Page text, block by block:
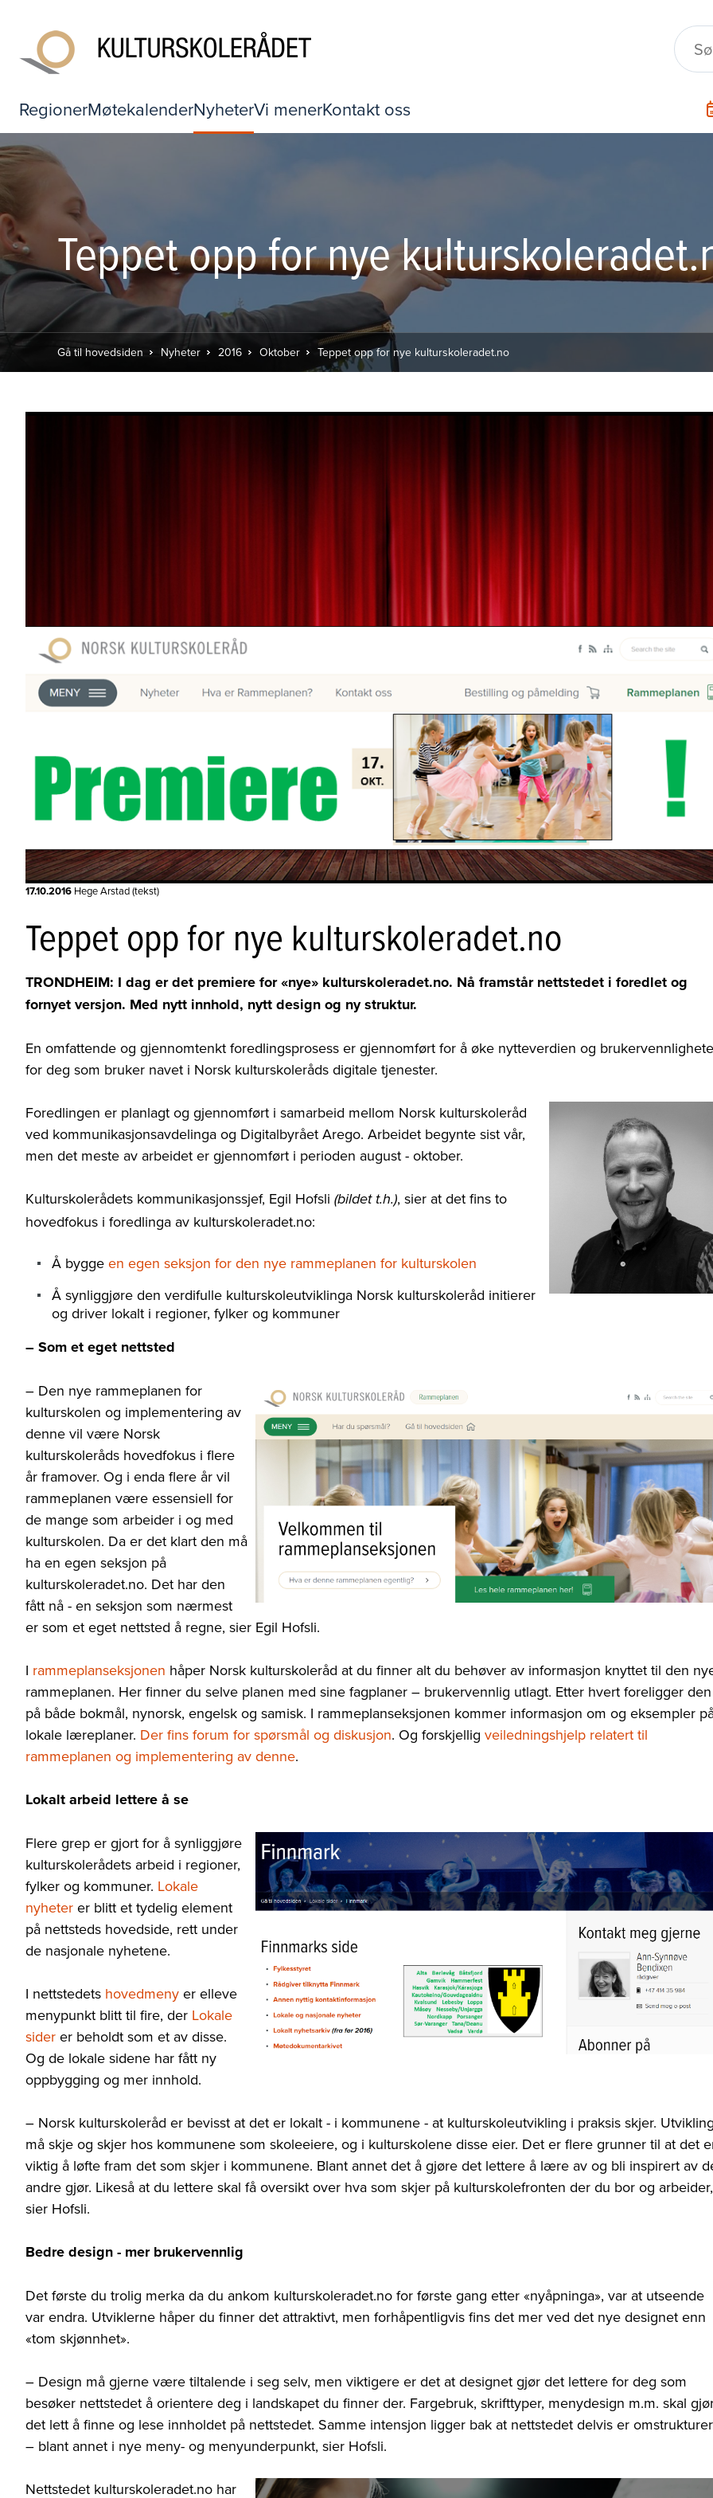
RegionerMøtekalenderNyheterVi menerKontakt oss
Teppet opp for nye
Gå til hovedsiden Nyheter 2016 Oktober Teppet opp for nye kulturskoleradet.no
17.10.2016 Hege Arstad (tekst)
Teppet opp for nye kulturskoleradet.no
TRONDHEIM: I dag er det premiere for «nye» kulturskoleradet.no. Nå framstår nettstedet i foredlet og
fornyet versjon. Med nytt innhold, nytt design og ny struktur.
En omfattende og gjennomtenkt foredlingsprosess er gjennomført for å øke nytteverdien og
for deg som bruker navet i Norsk kulturskoleråds digitale tjenester.
Foredlingen er planlagt og gjennomført i samarbeid mellom Norsk kulturskoleråd
ved kommunikasjonsavdelinga og Digitalbyrået Arego. Arbeidet begynte sist vår,
men det meste av arbeidet er gjennomført i perioden august - oktober.
Kulturskolerådets kommunikasjonssjef, Egil Hofsli (bildet t.h.), sier at det fins to
hovedfokus i foredlinga av kulturskoleradet.no:
Å bygge en egen seksjon for den nye rammeplanen for kulturskolen
Å synliggjøre den verdifulle kulturskoleutviklinga Norsk kulturskoleråd initierer
og driver lokalt i regioner, fylker og kommuner
– Som et eget nettsted
– Den nye rammeplanen for
kulturskolen og implementering av
denne vil være Norsk
kulturskoleråds hovedfokus i flere
år framover. Og i enda flere år vil
rammeplanen være essensiell for
de mange som arbeider i og med
kulturskolen. Da er det klart den må
ha en egen seksjon på
kulturskoleradet.no. Det har den
fått nå - en seksjon som nærmest
er som et eget nettsted å regne, sier Egil Hofsli.
I rammeplanseksjonen håper Norsk kulturskoleråd at du finner alt du behøver av informasjon knyttet til den
rammeplanen. Her finner du selve planen med sine fagplaner – brukervennlig utlagt. Etter hvert foreligger den
på både bokmål, nynorsk, engelsk og samisk. I rammeplanseksjonen kommer informasjon om og eksempler
lokale læreplaner. Der fins forum for spørsmål og diskusjon. Og forskjellig veiledningshjelp relatert til
rammeplanen og implementering av denne.
Lokalt arbeid lettere å se
Flere grep er gjort for å synliggjøre
kulturskolerådets arbeid i regioner,
fylker og kommuner. Lokale
nyheter er blitt et tydelig element
på nettsteds hovedside, rett under
de nasjonale nyhetene.
I nettstedets hovedmeny er elleve
menypunkt blitt til fire, der Lokale
sider er beholdt som et av disse.
Og de lokale sidene har fått ny
oppbygging og mer innhold.
– Norsk kulturskoleråd er bevisst at det er lokalt - i kommunene - at kulturskoleutvikling i praksis skjer.
må skje og skjer hos kommunene som skoleeiere, og i kulturskolene disse eier. Det er flere grunner til at det
viktig å løfte fram det som skjer i kommunene. Blant annet det å gjøre det lettere å lære av og bli inspirert av
andre gjør. Likeså at du lettere skal få oversikt over hva som skjer på kulturskolefronten der du bor og arbeider,
sier Hofsli.
Bedre design - mer brukervennlig
Det første du trolig merka da du ankom kulturskoleradet.no for første gang etter «nyåpninga», var at utseende
var endra. Utviklerne håper du finner det attraktivt, men forhåpentligvis fins det mer ved det nye designet enn
«tom skjønnhet».
– Design må gjerne være tiltalende i seg selv, men viktigere er det at designet gjør det lettere for deg som
besøker nettstedet å orientere deg i landskapet du finner der. Fargebruk, skrifttyper, menydesign m.m. skal
det lett å finne og lese innholdet på nettstedet. Samme intensjon ligger bak at nettstedet delvis er
– blant annet i nye meny- og menyunderpunkt, sier Hofsli.
Nettstedet kulturskoleradet.no har